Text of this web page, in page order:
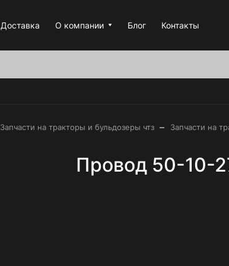
Доставка О компании Блог Контакты
Запчасти на тракторы и бульдозеры чтз – Запчасти на
Провод 50-10-